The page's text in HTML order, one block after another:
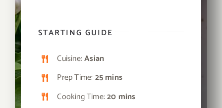
STARTING GUIDE
Cuisine:Asian
Prep Time: 25 mins
Cooking Time:20 mins